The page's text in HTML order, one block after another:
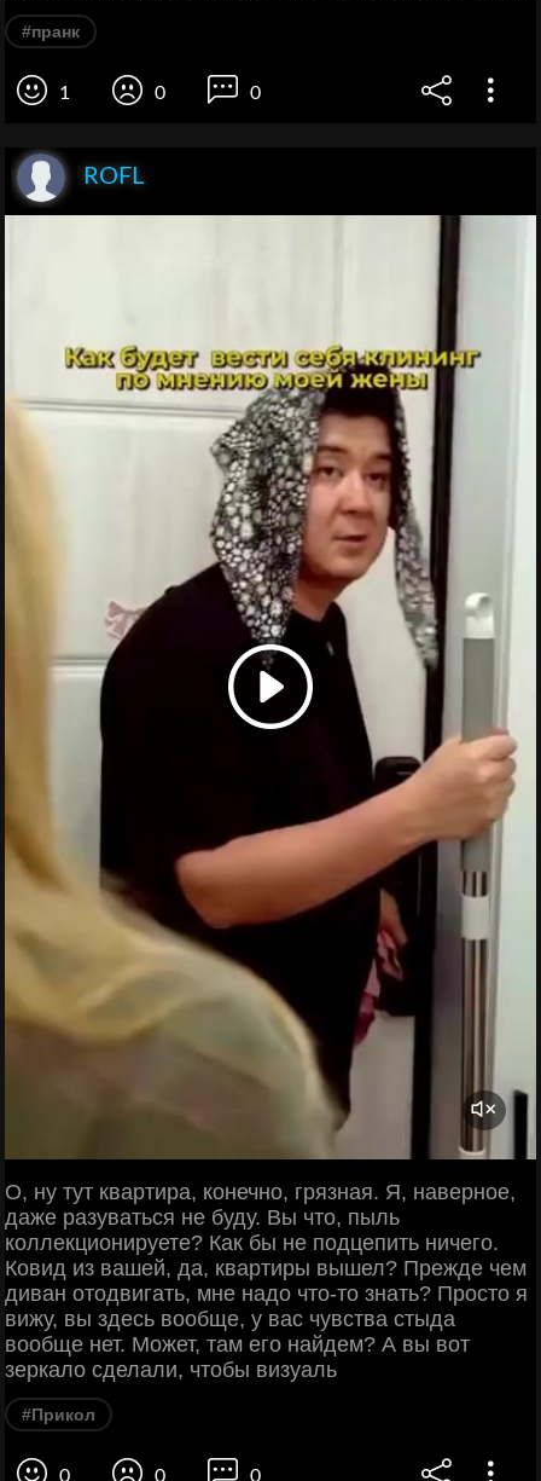
#пранк
1 0 0
ROFL
О, ну тут квартира, конечно, грязная. Я, наверное,
даже разуваться не буду. Вы что, пыль
коллекционируете? Как бы не подцепить ничего.
Ковид из вашей, да, квартиры вышел? Прежде чем
диван отодвигать, мне надо что-то знать? Просто я
вижу, вы здесь вообще, у вас чувства стыда
вообще нет. Может, там его найдем? А вы вот
зеркало сделали, чтобы визуаль
#Прикол
0 0 0